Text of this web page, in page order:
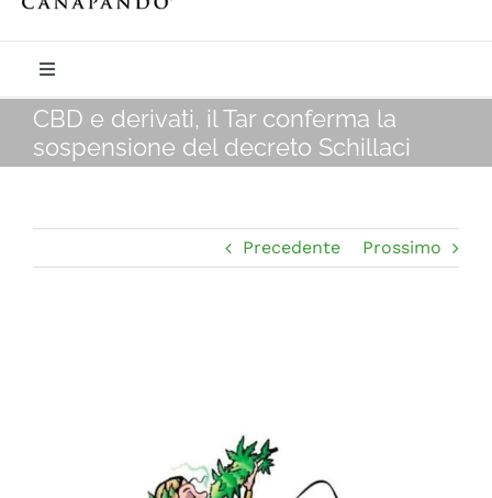
Toggle
Navigation
CHI SIAMO
PUNTI VENDITA
FIERE E COLLABORAZIONI
CBD e derivati, il Tar conferma la
sospensione del decreto Schillaci
Precedente Prossimo